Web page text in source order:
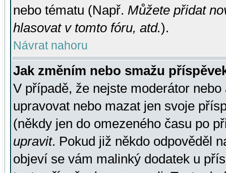
nebo tématu (Např. Můžete přidat
hlasovat v tomto fóru, atd.).
Návrat nahoru
Jak změním nebo smažu
V případě, že nejste moderátor
upravovat nebo mazat jen svoje
(někdy jen do omezeného času po
upravit. Pokud již někdo odpověděl
objeví se vám malinký dodatek u